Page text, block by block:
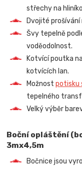
střechy na
Dvojité
Švy tepelně
voděodolnost.
Kotvící poutka
kotvících lan.
Možnostpotisku
tepelného
Velký výběr
Boční opláštění
3mx4,5m
Bočnice jsou